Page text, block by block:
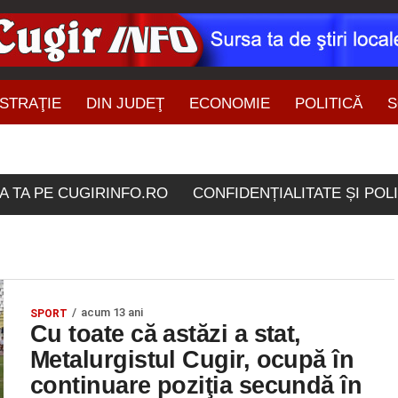
DIN JUDEŢ ECONOMIE POLITICĂ
TA PE CUGIRINFO.RO CONFIDENȚIALITATE ȘI
etichetate
SPORT acum 13 ani
Cu toate că astăzi a stat,
Metalurgistul Cugir, ocupă în
continuare poziţia secundă în